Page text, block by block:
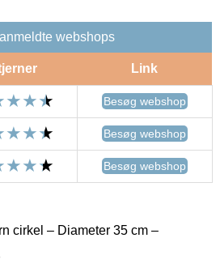
webshops
Link
Besøg webshop
Besøg webshop
Besøg webshop
cirkel – Diameter 35 cm –